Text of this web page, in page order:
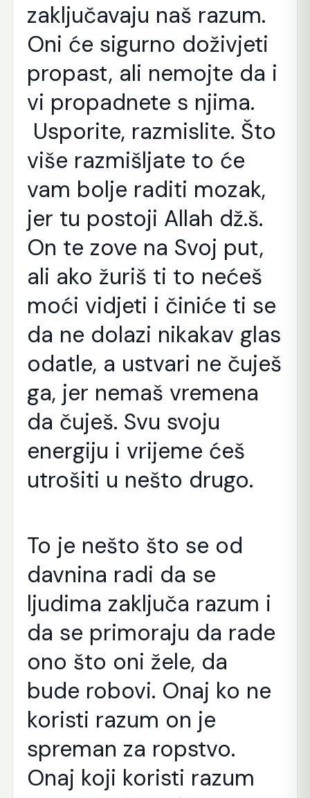
zaključavaju naš razum.
Oni će sigurno doživjeti
propast, ali nemojte da i
vi propadnete s njima.
Usporite, razmislite. Što
više razmišljate to će
vam bolje raditi mozak,
jer tu postoji Allah dž.š.
On te zove na Svoj put,
ali ako žuriš ti to nećeš
moći vidjeti i činiće ti se
da ne dolazi nikakav glas
odatle, a ustvari ne čuješ
ga, jer nemaš vremena
da čuješ. Svu svoju
energiju i vrijeme ćeš
utrošiti u nešto drugo.
To je nešto što se od
davnina radi da se
ljudima zaključa razum i
da se primoraju da rade
ono što oni žele, da
bude robovi. Onaj ko ne
koristi razum on je
spreman za ropstvo.
Onaj koji koristi razum